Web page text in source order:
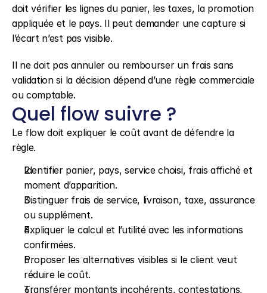
doit vérifier les lignes du panier, les taxes, la promotion
appliquée et le pays. Il peut demander une capture si
l’écart n’est pas visible.
Il ne doit pas annuler ou rembourser un frais sans
validation si la décision dépend d’une règle commerciale
ou comptable.
Quel flow suivre ?
Le flow doit expliquer le coût avant de défendre la
règle.
Identifier panier, pays, service choisi, frais affiché et
moment d’apparition.
Distinguer frais de service, livraison, taxe, assurance
ou supplément.
Expliquer le calcul et l’utilité avec les informations
confirmées.
Proposer les alternatives visibles si le client veut
réduire le coût.
Transférer montants incohérents, contestations,